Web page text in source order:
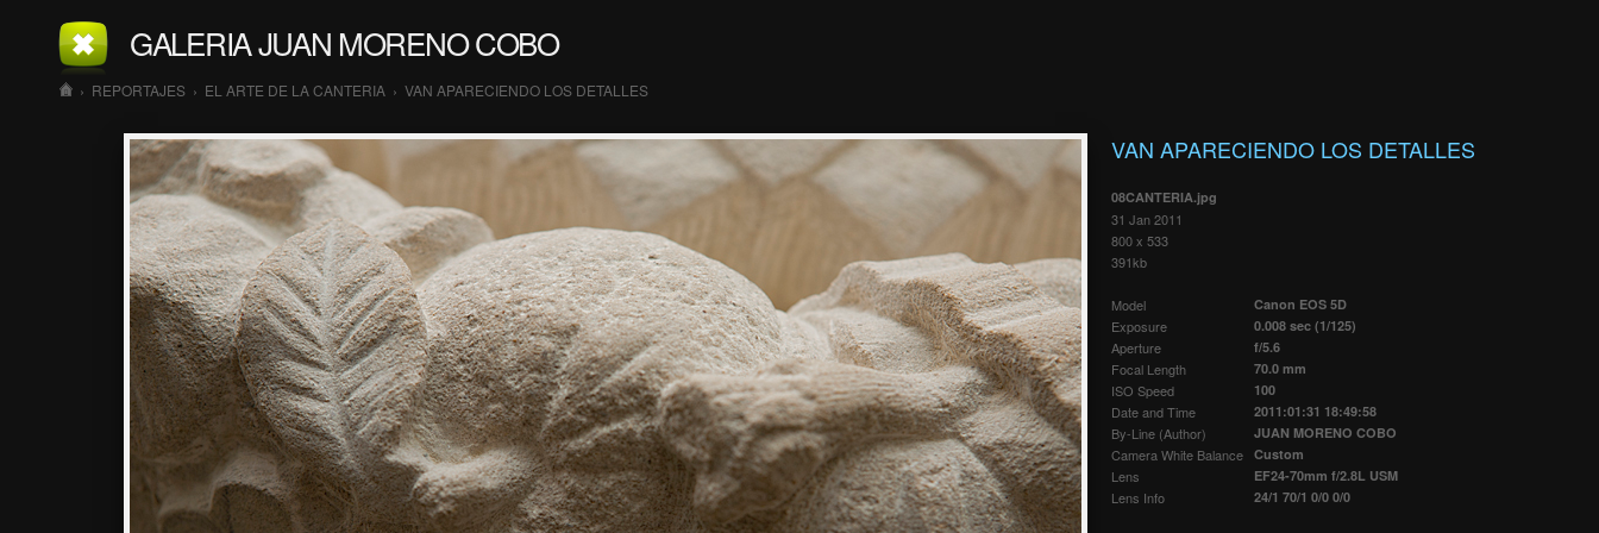
GALERIA JUAN MORENO COBO
› REPORTAJES › EL ARTE DE LA CANTERIA › VAN APARECIENDO LOS DETALLES
VAN APARECIENDO LOS DETALLES
08CANTERIA.jpg
31 Jan 2011
800 x 533
391kb
Model Canon EOS 5D
Exposure 0.008 sec (1/125)
Aperture f/5.6
Focal Length 70.0 mm
ISO Speed 100
Date and Time 2011:01:31 18:49:58
By-Line (Author) JUAN MORENO COBO
Camera White Balance Custom
Lens EF24-70mm f/2.8L USM
Lens Info 24/1 70/1 0/0 0/0